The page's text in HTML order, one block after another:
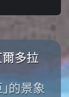
多拉
的景象